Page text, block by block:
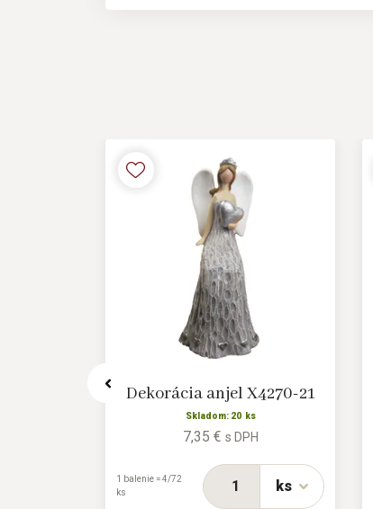
Dekorácia anjel X4270-21
Skladom: 20 ks
7,35 € s DPH
ks
1 balenie = 4/72
ks